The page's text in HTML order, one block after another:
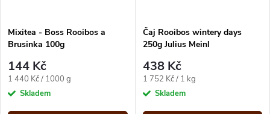
Mixitea - Boss Rooibos a
Brusinka 100g
144 Kč
Měrná
cena:
1 440 Kč / 1000 g
Skladem
Čaj Rooibos wintery days
250g Julius Meinl
438 Kč
Měrná
cena:
1 752 Kč / 1 kg
Skladem